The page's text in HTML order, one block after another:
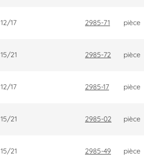
12/17 2985-71 pièce
15/21 2985-72 pièce
12/17 2985-17 pièce
15/21 2985-02 pièce
15/21 2985-49 pièce